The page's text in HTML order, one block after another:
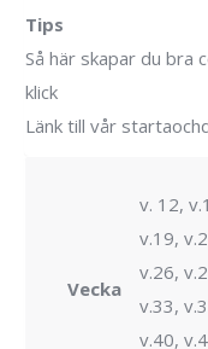
Tips
Så här skapar du bra
klick
Länk till vår
Vecka
v. 12,
v.19,
v.26,
v.33,
v.40,